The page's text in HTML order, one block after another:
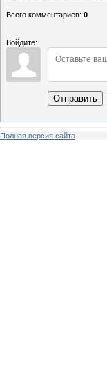
Всего комментариев: 0
Войдите:
Отправить
Полная версия сайта